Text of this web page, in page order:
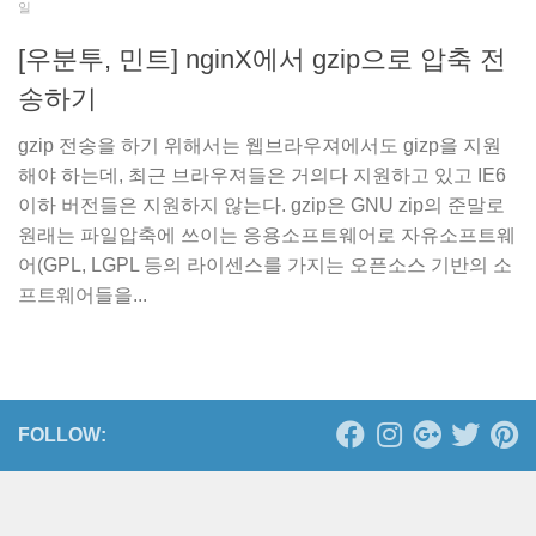
일
[우분투, 민트] nginX에서 gzip으로 압축 전
송하기
gzip 전송을 하기 위해서는 웹브라우져에서도 gizp을 지원
해야 하는데, 최근 브라우져들은 거의다 지원하고 있고 IE6
이하 버전들은 지원하지 않는다. gzip은 GNU zip의 준말로
원래는 파일압축에 쓰이는 응용소프트웨어로 자유소프트웨
어(GPL, LGPL 등의 라이센스를 가지는 오픈소스 기반의 소
프트웨어들을...
FOLLOW: